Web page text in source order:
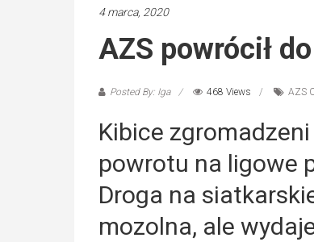
Lubliniec,
4 marca, 2020
AZS powrócił
Posted By: Iga 468 Views AZS
Kibice
powrotu na ligowe
Droga na
mozolna, ale